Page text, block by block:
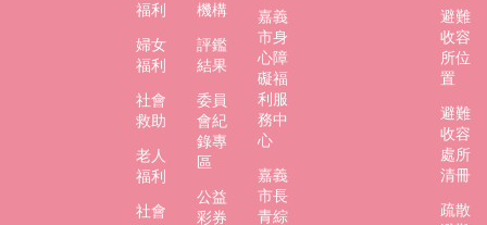
福利
婦女
福利
社會
救助
老人
福利
社會
機構
評鑑
結果
委員
會紀
錄專
區
公益
彩券
嘉義
市身
心障
礙福
利服
務中
心
嘉義
市長
青綜
避難
收容
所位
置
避難
收容
處所
清冊
疏散